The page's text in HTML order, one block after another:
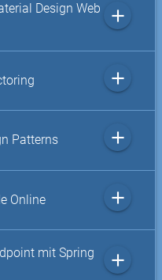
Design Web
add
add
Patterns add
Online add
mit Spring
add